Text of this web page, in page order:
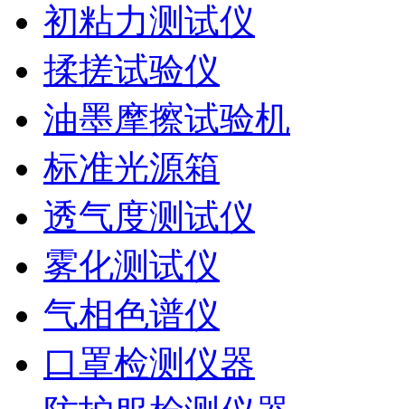
初粘力测试仪
揉搓试验仪
油墨摩擦试验机
标准光源箱
透气度测试仪
雾化测试仪
气相色谱仪
口罩检测仪器